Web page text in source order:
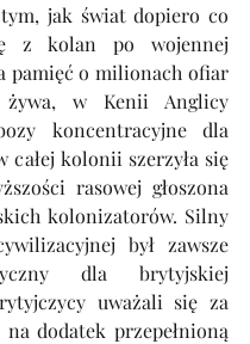
jak świat dopiero co
z kolan po wojennej
pamięć o milionach ofiar
żywa, w Kenii Anglicy
koncentracyjne dla
całej kolonii szerzyła się
rasowej głoszona
kolonizatorów. Silny
był zawsze
dla brytyjskiej
uważali się za
na dodatek przepełnioną